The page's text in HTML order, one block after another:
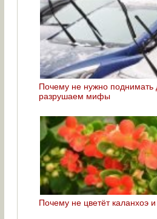
Почему не нужно поднимать
разрушаем мифы
Почему не цветёт каланхоэ